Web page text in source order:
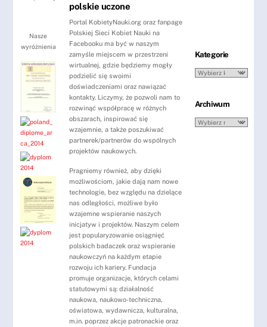
Nasze
wyróżnienia
polskie uczone
Portal KobietyNauki.org oraz fanpage
Polskiej Sieci Kobiet Nauki na
Facebooku ma być w naszym
zamyśle miejscem w przestrzeni
wirtualnej, gdzie będziemy mogły
podzielić się swoimi
doświadczeniami oraz nawiązać
kontakty. Liczymy, że pozwoli nam to
rozwinąć współpracę w różnych
obszarach, inspirować się
wzajemnie, a także poszukiwać
partnerek/partnerów do wspólnych
projektów naukowych.
Pragniemy również, aby dzięki
możliwościom, jakie dają nam nowe
technologie, bez względu na dzielące
nas odległości, możliwe było
wzajemne wspieranie naszych
inicjatyw i projektów. Naszym celem
jest popularyzowanie osiągnięć
polskich badaczek oraz wspieranie
naukowczyń na każdym etapie
rozwoju ich kariery. Fundacja
promuje organizacje, których celami
statutowymi są: działalność
naukowa, naukowo-techniczna,
oświatowa, wydawnicza, kulturalna,
m.in. poprzez akcje patronackie oraz
Kategorie
Kategorie
Archiwum
Archiwum